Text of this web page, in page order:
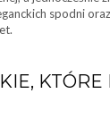
spodni
KTÓRE